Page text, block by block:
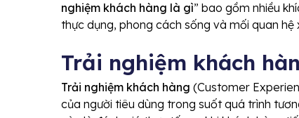
nghiệm khách hàng là gì” bao gồm nhiều
thực dụng, phong cách sống và mối quan hệ
Trải nghiệm khách
Trải nghiệm khách hàng (Customer
của người tiêu dùng trong suốt quá trình